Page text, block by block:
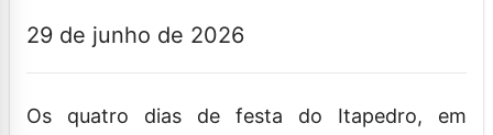
29 de junho de 2026
Os quatro dias de festa do Itapedro, em